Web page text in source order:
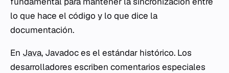
lo que hace el código y lo que dice la
documentación.
En Java, Javadoc es el estándar histórico. Los
desarrolladores escriben comentarios especiales